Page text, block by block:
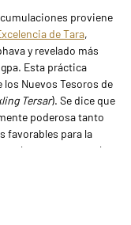
proviene
de Tara,
y revelado más
Esta práctica
Nuevos Tesoros de
Tersar). Se dice que
poderosa tanto
favorables para la
como para el